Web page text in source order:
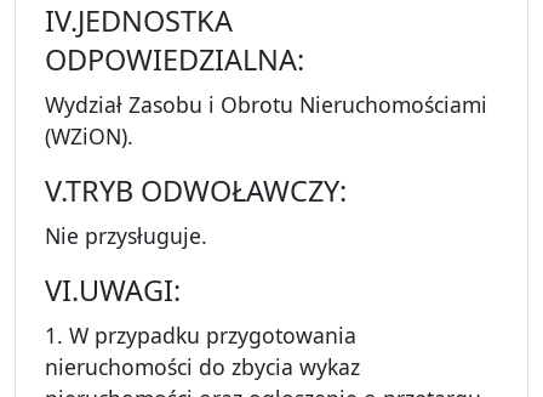
IV.JEDNOSTKA
ODPOWIEDZIALNA:
Wydział Zasobu i Obrotu Nieruchomościami
(WZiON).
V.TRYB ODWOŁAWCZY:
Nie przysługuje.
VI.UWAGI:
1. W przypadku przygotowania
nieruchomości do zbycia wykaz